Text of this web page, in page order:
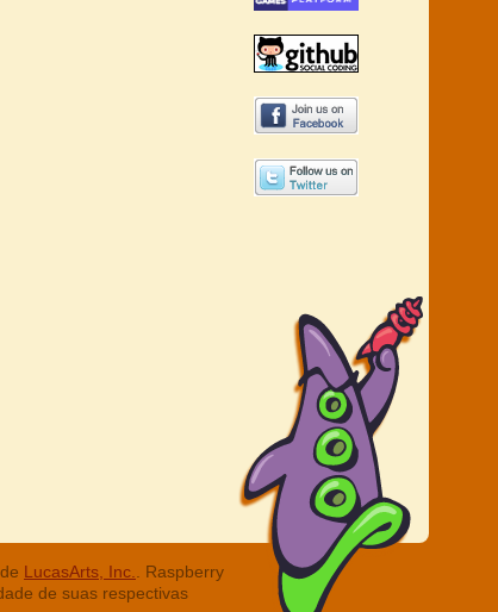
LucasArts, Inc.
. Raspberry
de suas respectivas